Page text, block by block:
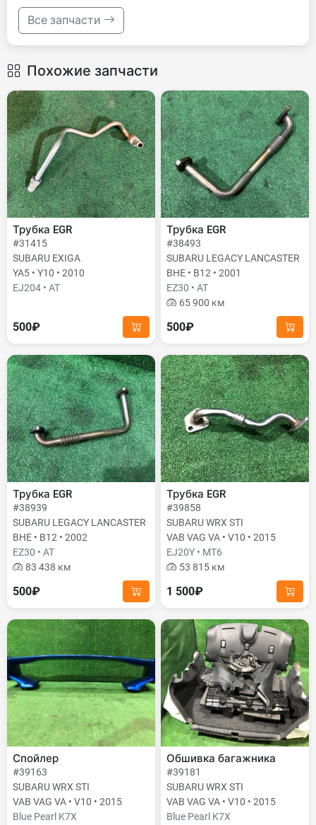
Все запчасти
Похожие запчасти
Трубка EGR
#31415
SUBARU EXIGA
YA5 • Y10 • 2010
EJ204 • AT
500₽
Трубка EGR
#38493
SUBARU LEGACY LANCASTER
BHE • B12 • 2001
EZ30 • AT
65 900 км
500₽
Трубка EGR
#38939
SUBARU LEGACY LANCASTER
BHE • B12 • 2002
EZ30 • AT
83 438 км
500₽
Трубка EGR
#39858
SUBARU WRX STI
VAB VAG VA • V10 • 2015
EJ20Y • MT6
53 815 км
1 500₽
Спойлер
#39163
SUBARU WRX STI
VAB VAG VA • V10 • 2015
Blue Pearl K7X
Обшивка багажника
#39181
SUBARU WRX STI
VAB VAG VA • V10 • 2015
Blue Pearl K7X